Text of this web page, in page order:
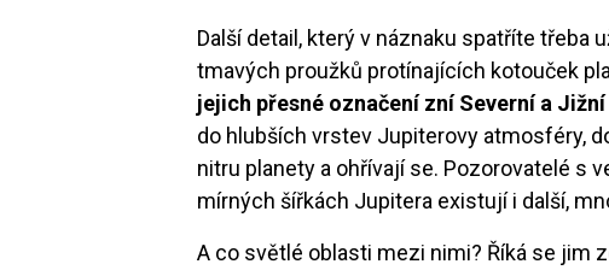
Další detail, který v náznaku spatříte třeba
tmavých proužků protínajících kotouček
jejich přesné označení zní Severní a
do hlubších vrstev Jupiterovy atmosféry,
nitru planety a ohřívají se. Pozorovatelé s
mírných šířkách Jupitera existují i další,
A co světlé oblasti mezi nimi? Říká se jim